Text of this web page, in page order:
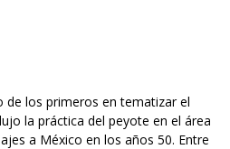
de los primeros en tematizar el
la práctica del peyote en el área
a México en los años 50. Entre